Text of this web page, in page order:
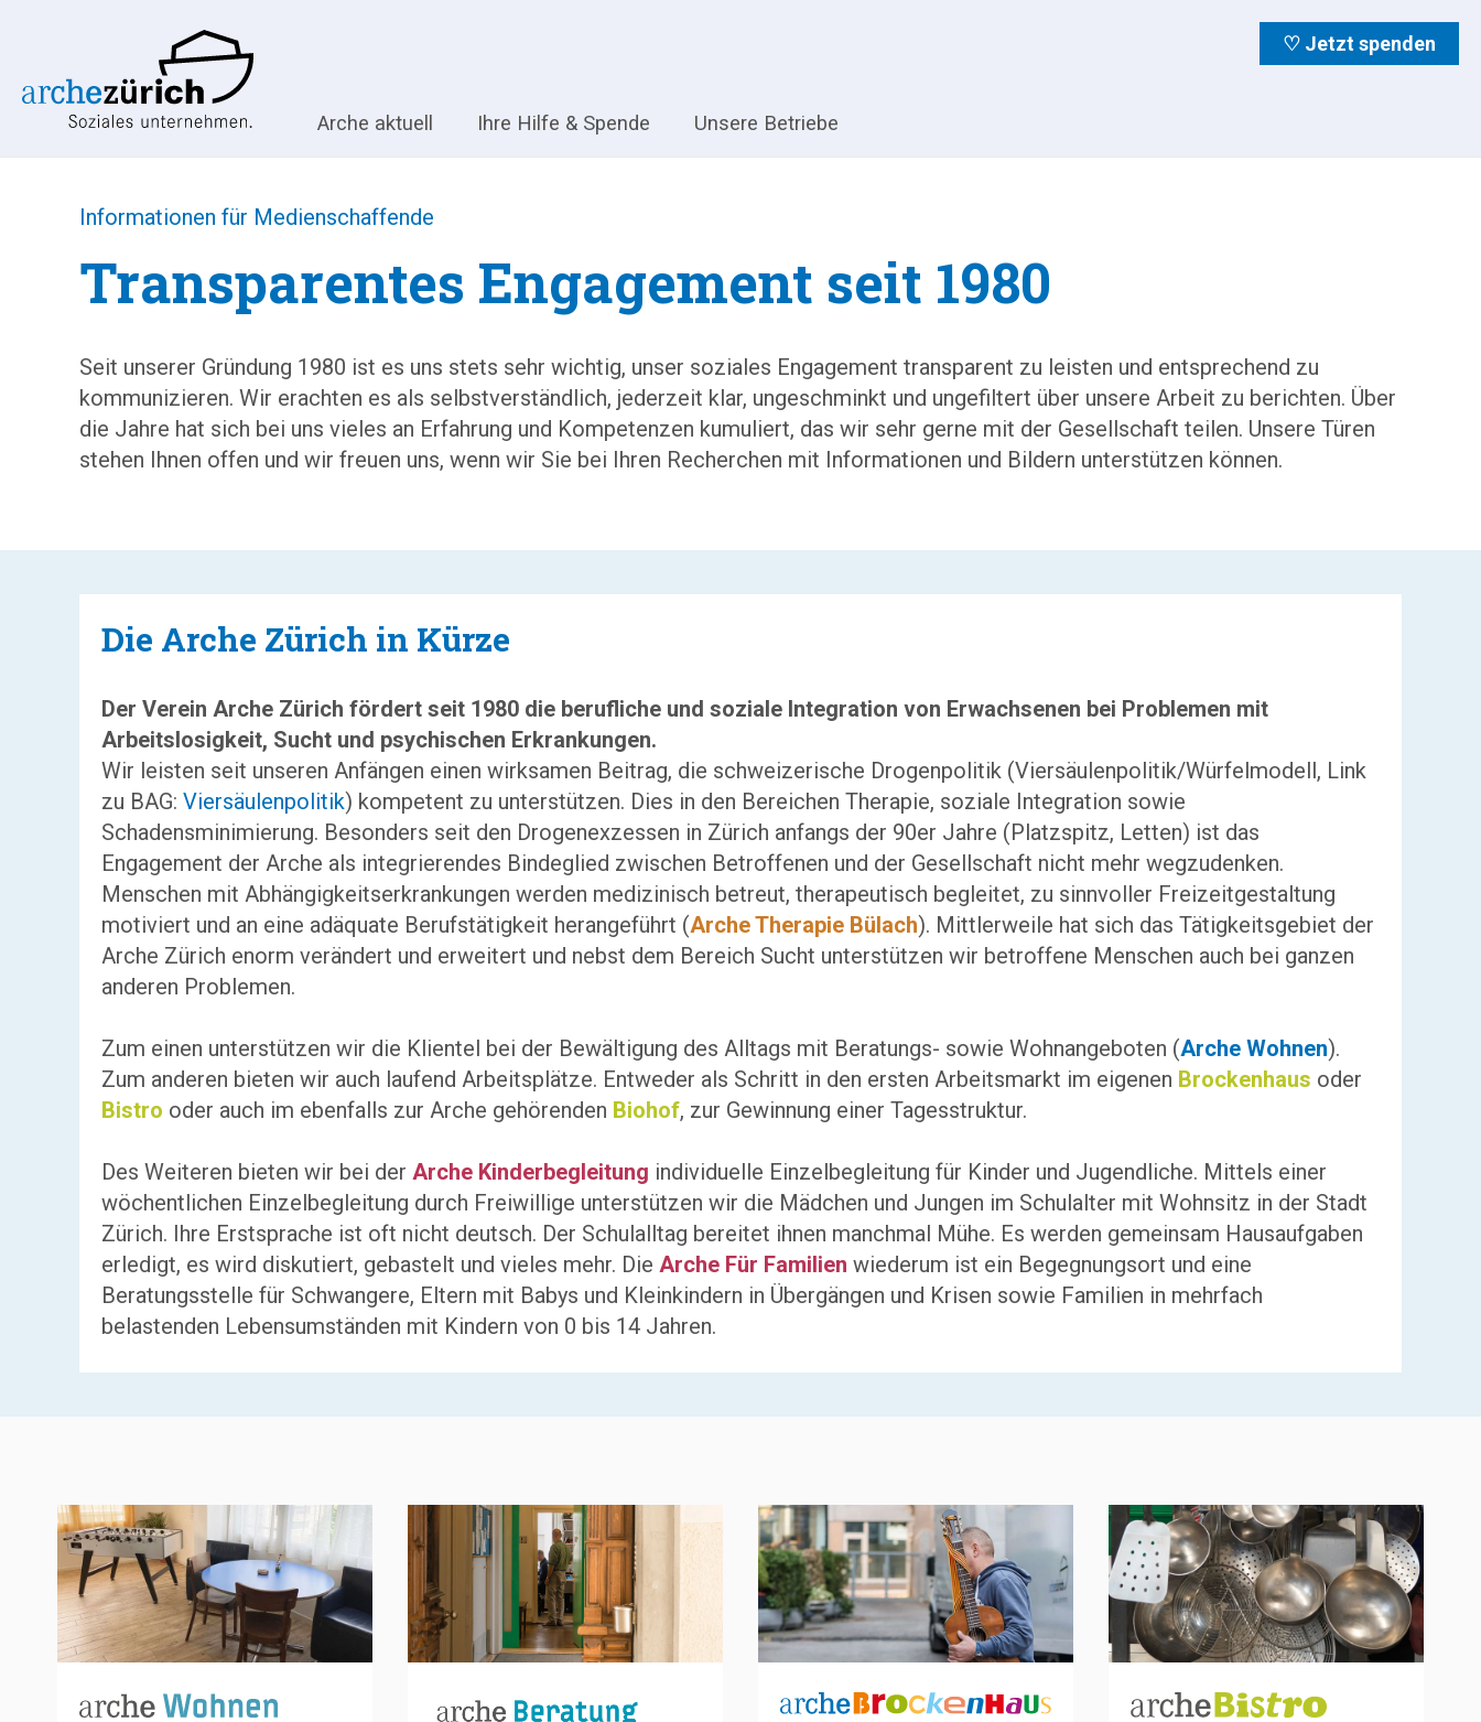
♡ Jetzt spenden
Arche aktuell Ihre Hilfe & Spende Unsere Betriebe
Informationen für Medienschaffende
Transparentes Engagement seit 1980
Seit unserer Gründung 1980 ist es uns stets sehr wichtig, unser soziales Engagement transparent zu leisten und entsprechend zu
kommunizieren. Wir erachten es als selbstverständlich, jederzeit klar, ungeschminkt und ungefiltert über unsere Arbeit zu berichten. Über
die Jahre hat sich bei uns vieles an Erfahrung und Kompetenzen kumuliert, das wir sehr gerne mit der Gesellschaft teilen. Unsere Türen
stehen Ihnen offen und wir freuen uns, wenn wir Sie bei Ihren Recherchen mit Informationen und Bildern unterstützen können.
Die Arche Zürich in Kürze
Der Verein Arche Zürich fördert seit 1980 die berufliche und soziale Integration von Erwachsenen bei Problemen mit
Arbeitslosigkeit, Sucht und psychischen Erkrankungen.
Wir leisten seit unseren Anfängen einen wirksamen Beitrag, die schweizerische Drogenpolitik (Viersäulenpolitik/Würfelmodell, Link
zu BAG: Viersäulenpolitik) kompetent zu unterstützen. Dies in den Bereichen Therapie, soziale Integration sowie
Schadensminimierung. Besonders seit den Drogenexzessen in Zürich anfangs der 90er Jahre (Platzspitz, Letten) ist das
Engagement der Arche als integrierendes Bindeglied zwischen Betroffenen und der Gesellschaft nicht mehr wegzudenken.
Menschen mit Abhängigkeitserkrankungen werden medizinisch betreut, therapeutisch begleitet, zu sinnvoller Freizeitgestaltung
motiviert und an eine adäquate Berufstätigkeit herangeführt (Arche Therapie Bülach). Mittlerweile hat sich das Tätigkeitsgebiet der
Arche Zürich enorm verändert und erweitert und nebst dem Bereich Sucht unterstützen wir betroffene Menschen auch bei ganzen
anderen Problemen.
Zum einen unterstützen wir die Klientel bei der Bewältigung des Alltags mit Beratungs- sowie Wohnangeboten (Arche Wohnen).
Zum anderen bieten wir auch laufend Arbeitsplätze. Entweder als Schritt in den ersten Arbeitsmarkt im eigenen Brockenhaus oder
Bistro oder auch im ebenfalls zur Arche gehörenden Biohof, zur Gewinnung einer Tagesstruktur.
Des Weiteren bieten wir bei der Arche Kinderbegleitung individuelle Einzelbegleitung für Kinder und Jugendliche. Mittels einer
wöchentlichen Einzelbegleitung durch Freiwillige unterstützen wir die Mädchen und Jungen im Schulalter mit Wohnsitz in der Stadt
Zürich. Ihre Erstsprache ist oft nicht deutsch. Der Schulalltag bereitet ihnen manchmal Mühe. Es werden gemeinsam Hausaufgaben
erledigt, es wird diskutiert, gebastelt und vieles mehr. Die Arche Für Familien wiederum ist ein Begegnungsort und eine
Beratungsstelle für Schwangere, Eltern mit Babys und Kleinkindern in Übergängen und Krisen sowie Familien in mehrfach
belastenden Lebensumständen mit Kindern von 0 bis 14 Jahren.